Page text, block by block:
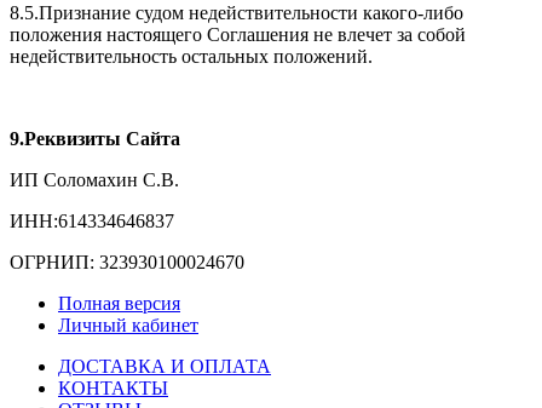
8.5.Признание судом недействительности какого-либо
положения настоящего Соглашения не влечет за собой
недействительность остальных положений.
9.Реквизиты Сайта
ИП Соломахин С.В.
ИНН:614334646837
ОГРНИП: 323930100024670
Полная версия
Личный кабинет
ДОСТАВКА И ОПЛАТА
КОНТАКТЫ